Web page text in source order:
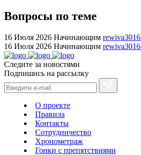
sale.
hilarity
exceptional
method.
www.yvessaintlaurent.to
with
the
prices.
Вопросы по теме
16 Июля 2026 Начинающим rewiva3016
16 Июля 2026 Начинающим rewiva3016
Следите за новостями
Подпишись на рассылку
О проекте
Правила
Контакты
Сотрудничество
Хронометраж
Гонки с препятствиями